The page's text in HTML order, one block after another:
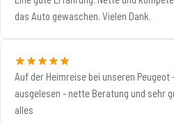
das Auto gewaschen. Vielen Dank.
Auf der Heimreise bei unseren
ausgelesen - nette Beratung und sehr
alles